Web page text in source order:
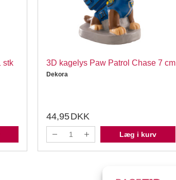
stk 3D kagelys Paw Patrol Chase 7 cm
Dekora
44,95DKK
Læg i kurv